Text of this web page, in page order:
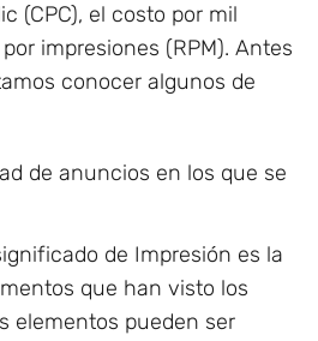
(CPC), el costo por mil
impresiones (RPM). Antes
conocer algunos de
de anuncios en los que se
de Impresión es la
que han visto los
elementos pueden ser